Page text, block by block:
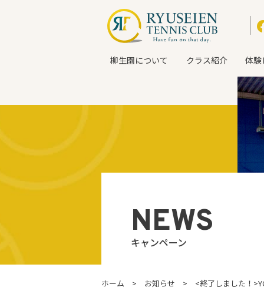
柳生園について クラス紹介 体験
NEWS
キャンペーン
ホーム お知らせ <終了しました！